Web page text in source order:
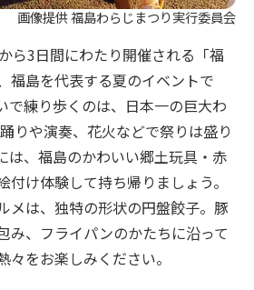
画像提供 福島わらじまつり実行委員会
ら3日間にわたり開催される「福
福島を代表する夏のイベントで
で練り歩くのは、日本一の巨大わ
りや演奏、花火などで祭りは盛り
は、福島のかわいい郷土玩具・赤
付け体験して持ち帰りましょう。
メは、独特の形状の円盤餃子。豚
み、フライパンのかたちに沿って
々をお楽しみください。